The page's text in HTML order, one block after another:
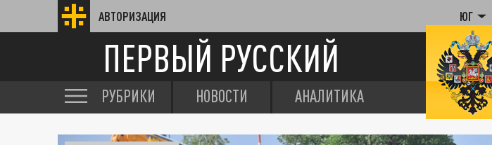
АВТОРИЗАЦИЯ ЮГ
ПЕРВЫЙ РУССКИЙ
РУБРИКИ НОВОСТИ АНАЛИТИКА